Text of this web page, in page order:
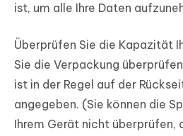
ist, um alle Ihre Daten
Überprüfen Sie die Kapazität
Sie die Verpackung
ist in der Regel auf der
angegeben. (Sie können die
Ihrem Gerät nicht überprüfen,